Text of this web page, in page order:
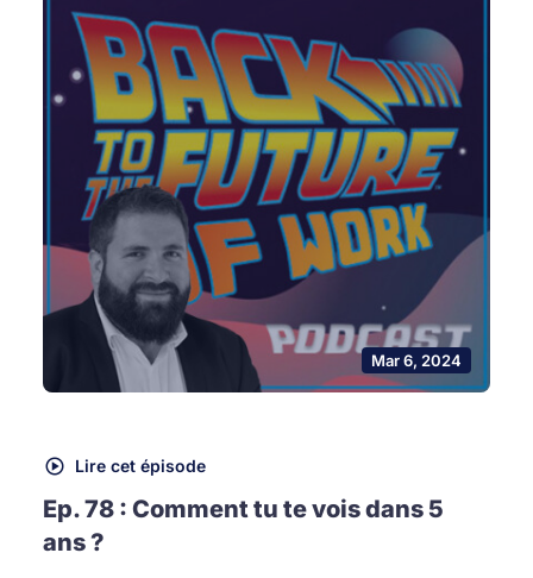
Mar 6, 2024
Lire cet épisode
Ep. 78 : Comment tu te vois dans 5
ans ?